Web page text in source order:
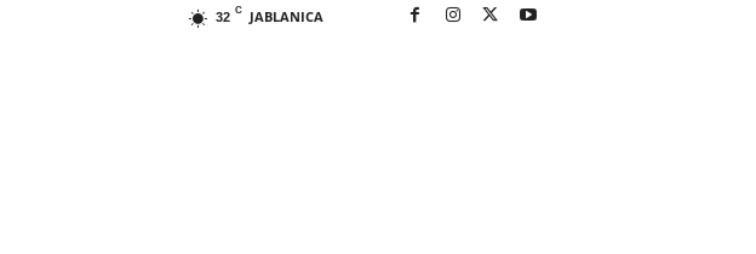
32 C JABLANICA